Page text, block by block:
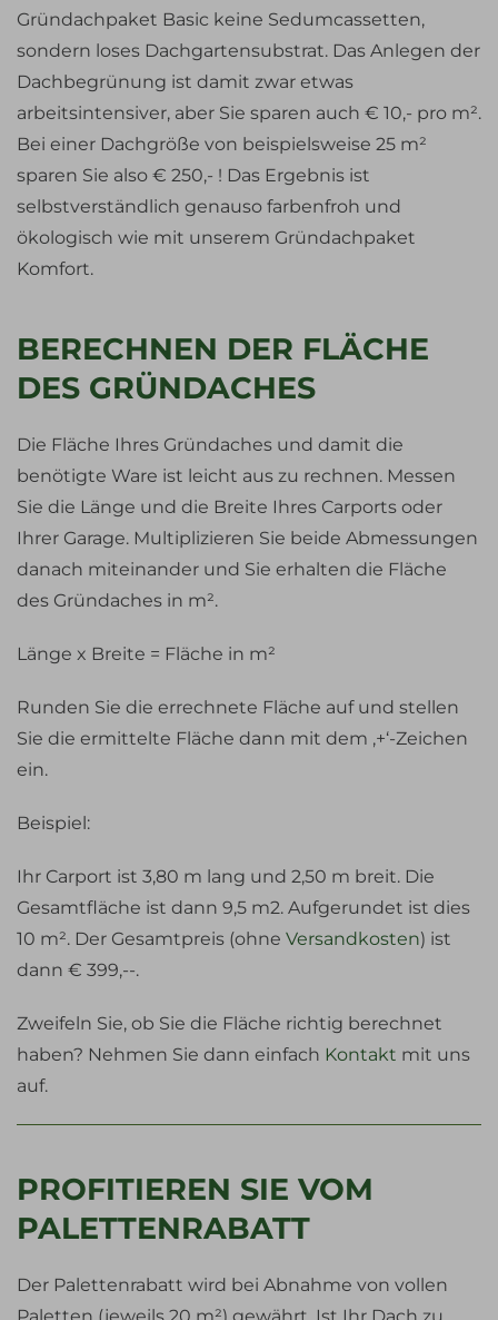
Gründachpaket Basic keine Sedumcassetten,
sondern loses Dachgartensubstrat. Das Anlegen der
Dachbegrünung ist damit zwar etwas
arbeitsintensiver, aber Sie sparen auch € 10,- pro m².
Bei einer Dachgröße von beispielsweise 25 m²
sparen Sie also € 250,- ! Das Ergebnis ist
selbstverständlich genauso farbenfroh und
ökologisch wie mit unserem Gründachpaket
Komfort.
BERECHNEN DER FLÄCHE
DES GRÜNDACHES
Die Fläche Ihres Gründaches und damit die
benötigte Ware ist leicht aus zu rechnen. Messen
Sie die Länge und die Breite Ihres Carports oder
Ihrer Garage. Multiplizieren Sie beide Abmessungen
danach miteinander und Sie erhalten die Fläche
des Gründaches in m².
Länge x Breite = Fläche in m²
Runden Sie die errechnete Fläche auf und stellen
Sie die ermittelte Fläche dann mit dem ‚+‘-Zeichen
ein.
Beispiel:
Ihr Carport ist 3,80 m lang und 2,50 m breit. Die
Gesamtfläche ist dann 9,5 m2. Aufgerundet ist dies
10 m². Der Gesamtpreis (ohne Versandkosten) ist
dann € 399,--.
Zweifeln Sie, ob Sie die Fläche richtig berechnet
haben? Nehmen Sie dann einfach Kontakt mit uns
auf.
PROFITIEREN SIE VOM
PALETTENRABATT
Der Palettenrabatt wird bei Abnahme von vollen